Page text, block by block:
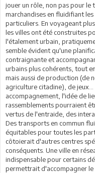
jouer un rôle, non pas pour le
marchandises en fluidifiant
particuliers. En voyageant
les villes ont été construites
l'étalement urbain,
semble évident qu'une
contraignante et
urbains plus cohérents, tout
mais aussi de production (de
agriculture citadine), de jeux...
accompagnement, l'idée de
rassemblements pourraient
vertus de l'entraide, des
Des transports en commun
équitables pour toutes les
côtoierait d'autres centres
conséquents. Une ville en
indispensable pour certains
permettrait d'accompagner le